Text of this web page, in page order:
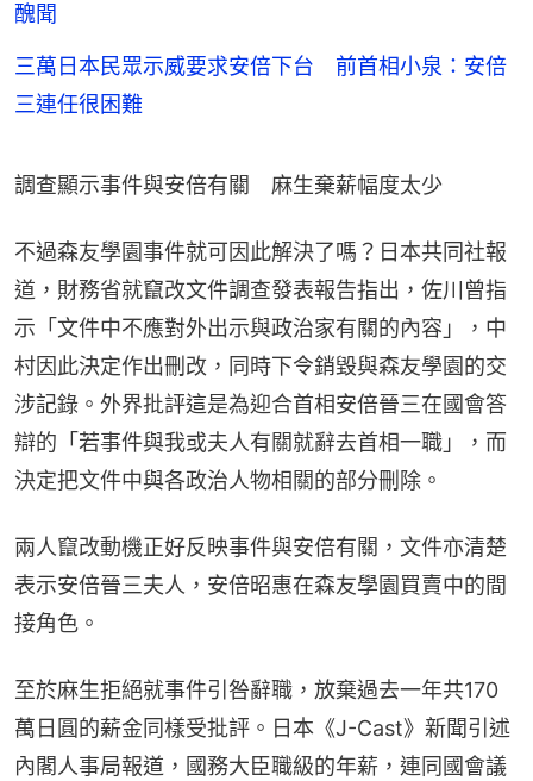
醜聞
三萬日本民眾示威要求安倍下台 前首相小泉：安倍
三連任很困難
調查顯示事件與安倍有關　麻生棄薪幅度太少
不過森友學園事件就可因此解決了嗎？日本共同社報
道，財務省就竄改文件調查發表報告指出，佐川曾指
示「文件中不應對外出示與政治家有關的內容」，中
村因此決定作出刪改，同時下令銷毀與森友學園的交
涉記錄。外界批評這是為迎合首相安倍晉三在國會答
辯的「若事件與我或夫人有關就辭去首相一職」，而
決定把文件中與各政治人物相關的部分刪除。
兩人竄改動機正好反映事件與安倍有關，文件亦清楚
表示安倍晉三夫人，安倍昭惠在森友學園買賣中的間
接角色。
至於麻生拒絕就事件引咎辭職，放棄過去一年共170
萬日圓的薪金同樣受批評。日本《J-Cast》新聞引述
內閣人事局報道，國務大臣職級的年薪，連同國會議